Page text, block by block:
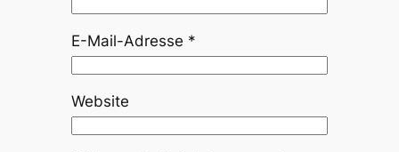
E-Mail-Adresse *
Website